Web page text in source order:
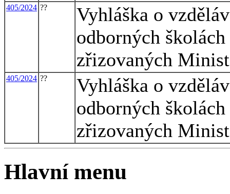
405/2024 ??
Vyhláška o
odborných
zřizovaných
405/2024 ??
Vyhláška o
odborných
zřizovaných
Hlavní menu